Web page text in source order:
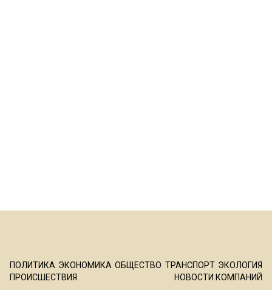
ПОЛИТИКА ЭКОНОМИКА ОБЩЕСТВО ТРАНСПОРТ ЭКОЛОГИЯ
ПРОИСШЕСТВИЯ
НОВОСТИ КОМПАНИЙ